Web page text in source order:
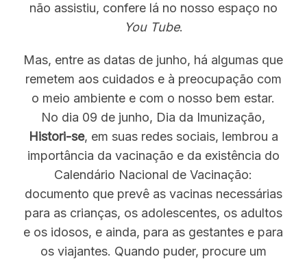
não assistiu, confere lá no nosso espaço no
You Tube.
Mas, entre as datas de junho, há algumas que
remetem aos cuidados e à preocupação com
o meio ambiente e com o nosso bem estar.
No dia 09 de junho, Dia da Imunização,
Histori-se, em suas redes sociais, lembrou a
importância da vacinação e da existência do
Calendário Nacional de Vacinação:
documento que prevê as vacinas necessárias
para as crianças, os adolescentes, os adultos
e os idosos, e ainda, para as gestantes e para
os viajantes. Quando puder, procure um